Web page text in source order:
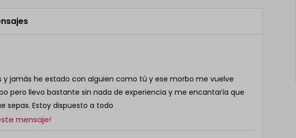
y jamás he estado con alguien como tú y ese morbo me vuelve
pero llevo bastante sin nada de experiencia y me encantaría que
sepas. Estoy dispuesto a todo
mensaje!